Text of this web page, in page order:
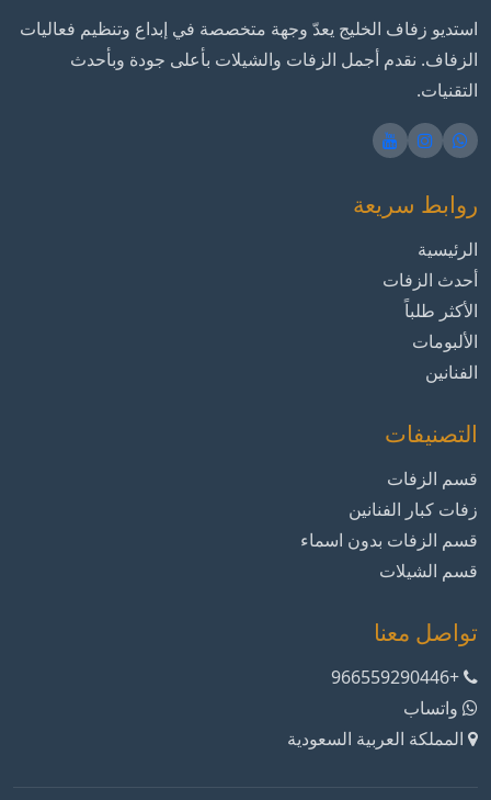
استديو زفاف الخليج يعدّ وجهة متخصصة في إبداع وتنظيم فعاليات
الزفاف. نقدم أجمل الزفات والشيلات بأعلى جودة وبأحدث
التقنيات.
روابط سريعة
الرئيسية
أحدث الزفات
الأكثر طلباً
الألبومات
الفنانين
التصنيفات
قسم الزفات
زفات كبار الفنانين
قسم الزفات بدون اسماء
قسم الشيلات
تواصل معنا
+966559290446
واتساب
المملكة العربية السعودية